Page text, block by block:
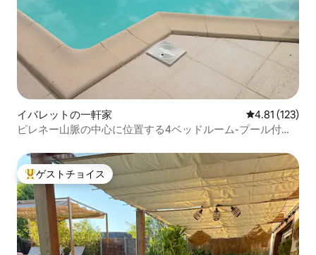
イバレットの一軒家 レビュー123
4.81 (123)
ピレネー山脈の中心に位置する4ベッドルーム-プール付き
大好評のゲストチョイスです。
ゲストチョイス